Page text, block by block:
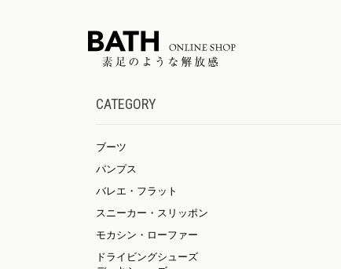
CATEGORY
ブーツ
パンプス
バレエ・フラット
スニーカー・スリッポン
モカシン・ローファー
ドライビングシューズ